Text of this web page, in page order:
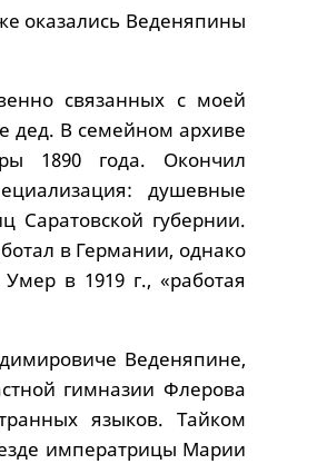
оказались Веденяпины
связанных с моей
дед. В семейном архиве
1890 года. Окончил
душевные
Саратовской губернии.
в Германии, однако
в 1919 г., «работая
Веденяпине,
гимназии Флерова
языков. Тайком
императрицы Марии